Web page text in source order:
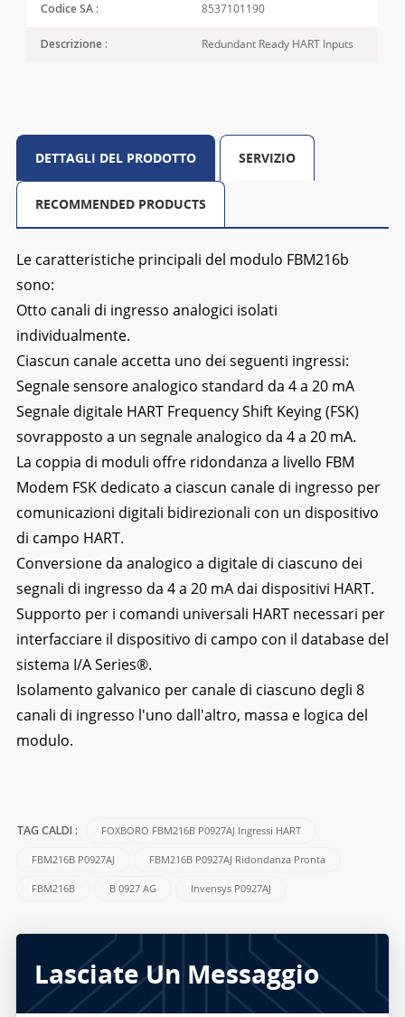
Codice SA : 8537101190
Descrizione : Redundant Ready HART Inputs
DETTAGLI DEL PRODOTTO SERVIZIO
RECOMMENDED PRODUCTS
Le caratteristiche principali del modulo FBM216b
sono:
Otto canali di ingresso analogici isolati
individualmente.
Ciascun canale accetta uno dei seguenti ingressi:
Segnale sensore analogico standard da 4 a 20 mA
Segnale digitale HART Frequency Shift Keying (FSK)
sovrapposto a un segnale analogico da 4 a 20 mA.
La coppia di moduli offre ridondanza a livello FBM
Modem FSK dedicato a ciascun canale di ingresso per
comunicazioni digitali bidirezionali con un dispositivo
di campo HART.
Conversione da analogico a digitale di ciascuno dei
segnali di ingresso da 4 a 20 mA dai dispositivi HART.
Supporto per i comandi universali HART necessari per
interfacciare il dispositivo di campo con il database del
sistema I/A Series®.
Isolamento galvanico per canale di ciascuno degli 8
canali di ingresso l'uno dall'altro, massa e logica del
modulo.
TAG CALDI : FOXBORO FBM216B P0927AJ Ingressi HART
FBM216B P0927AJ FBM216B P0927AJ Ridondanza Pronta
FBM216B B 0927 AG Invensys P0927AJ
Lasciate Un Messaggio